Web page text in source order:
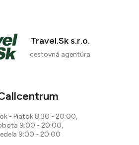
Travel.Sk s.r.o.
cestovná agentúra
- Piatok 8:30 - 20:00,
9:00 - 20:00,
9:00 - 20:00